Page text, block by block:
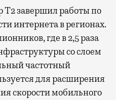
интернета в регионах.
где в 2,5 раза
со слоем
частотный
для расширения
скорости мобильного